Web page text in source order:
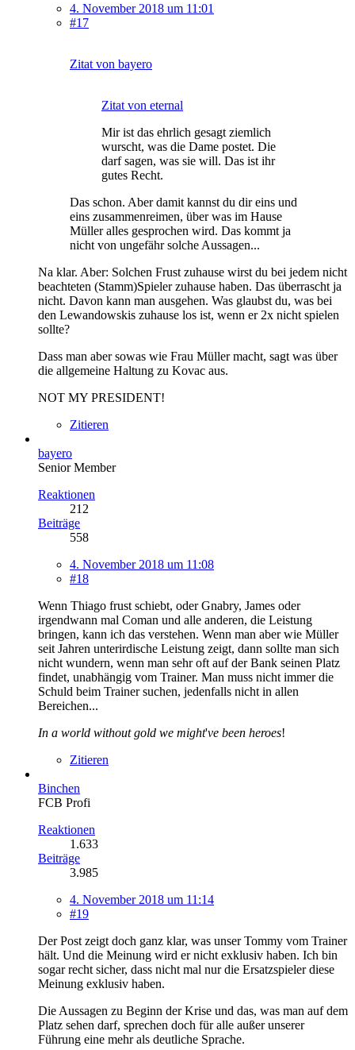
4. November 2018 um 11:01
#17
Zitat von bayero
Zitat von eternal
Mir ist das ehrlich gesagt ziemlich
wurscht, was die Dame postet. Die
darf sagen, was sie will. Das ist ihr
gutes Recht.
Das schon. Aber damit kannst du dir eins und
eins zusammenreimen, über was im Hause
Müller alles gesprochen wird. Das kommt ja
nicht von ungefähr solche Aussagen...
Na klar. Aber: Solchen Frust zuhause wirst du bei jedem nicht
beachteten (Stamm)Spieler zuhause haben. Das überrascht ja
nicht. Davon kann man ausgehen. Was glaubst du, was bei
den Lewandowskis zuhause los ist, wenn er 2x nicht spielen
sollte?
Dass man aber sowas wie Frau Müller macht, sagt was über
die allgemeine Haltung zu Kovac aus.
NOT MY PRESIDENT!
Zitieren
bayero
Senior Member
Reaktionen
212
Beiträge
558
4. November 2018 um 11:08
#18
Wenn Thiago frust schiebt, oder Gnabry, James oder
irgendwann mal Coman und alle anderen, die Leistung
bringen, kann ich das verstehen. Wenn man aber wie Müller
seit Jahren unterirdische Leistung zeigt, dann sollte man sich
nicht wundern, wenn man sehr oft auf der Bank seinen Platz
findet, unabhängig vom Trainer. Man muss nicht immer die
Schuld beim Trainer suchen, jedenfalls nicht in allen
Bereichen...
In a world without gold we might've been heroes!
Zitieren
Binchen
FCB Profi
Reaktionen
1.633
Beiträge
3.985
4. November 2018 um 11:14
#19
Der Post zeigt doch ganz klar, was unser Tommy vom Trainer
hält. Und die Meinung wird er nicht exklusiv haben. Ich bin
sogar recht sicher, dass nicht mal nur die Ersatzspieler diese
Meinung exklusiv haben.
Die Aussagen zu Beginn der Krise und das, was man auf dem
Platz sehen darf, sprechen doch für alle außer unserer
Führung eine mehr als deutliche Sprache.